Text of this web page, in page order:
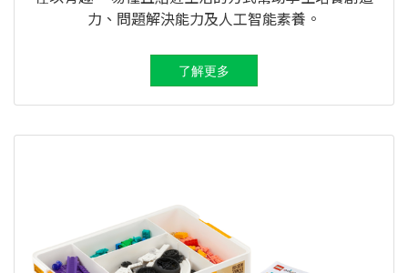
力、問題解決能力及人工智能素養。
了解更多